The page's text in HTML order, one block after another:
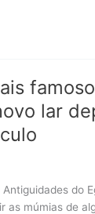
lar
do
as múmias de